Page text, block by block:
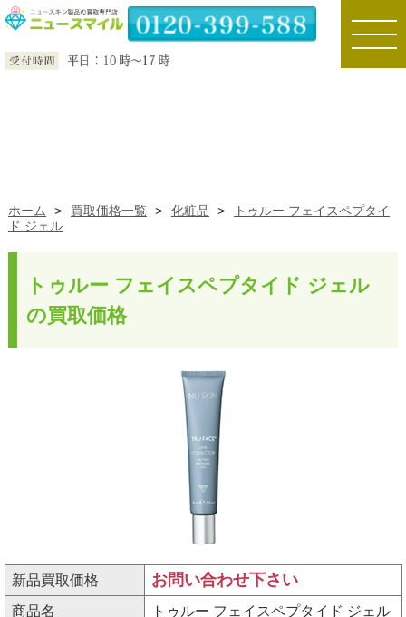
toggle
ホーム > 買取価格一覧 > 化粧品 >
トゥルー フェイスペプタイ
ド ジェル
トゥルー フェイスペプタイド ジェル
の買取価格
新品買取価格 お問い合わせ下さい
商品名
トゥルー フェイスペプタイド ジェル